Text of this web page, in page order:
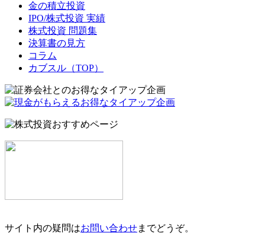
金の積立投資
IPO/株式投資 実績
株式投資 問題集
決算書の見方
コラム
カブスル（TOP）
サイト内の疑問はお問い合わせまでどうぞ。